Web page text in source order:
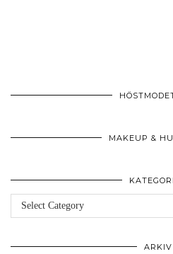
MAKEUP &
Kategorier
ARKIV